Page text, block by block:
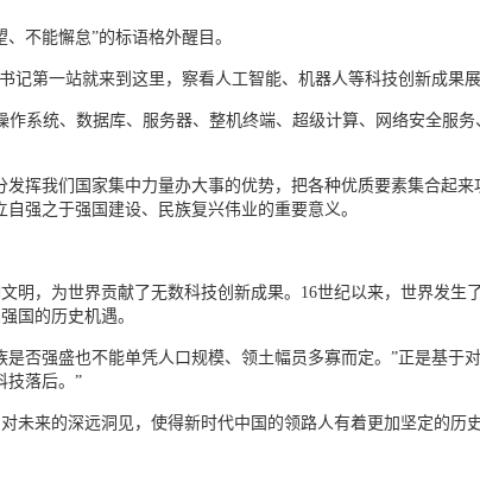
不能懈怠”的标语格外醒目。
记第一站就来到这里，察看人工智能、机器人等科技创新成果展
系统、数据库、服务器、整机终端、超级计算、网络安全服
挥我们国家集中力量办大事的优势，把各种优质要素集合起来
强之于强国建设、民族复兴伟业的重要意义。
明，为世界贡献了无数科技创新成果。16世纪以来，世界发生
国的历史机遇。
否强盛也不能单凭人口规模、领土幅员多寡而定。”正是基于
技落后。”
未来的深远洞见，使得新时代中国的领路人有着更加坚定的历